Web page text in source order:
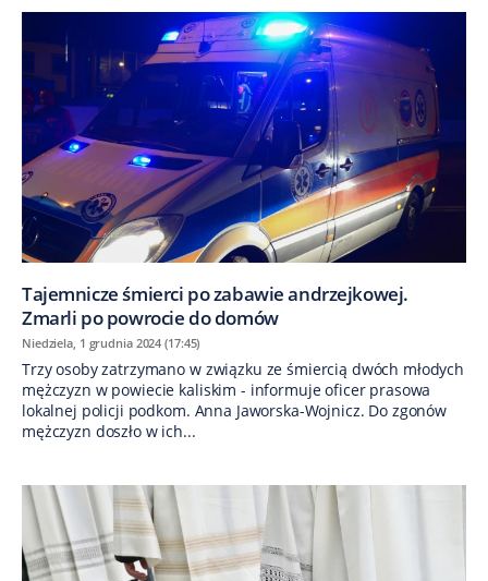
Tajemnicze śmierci po zabawie andrzejkowej.
Zmarli po powrocie do domów
Niedziela, 1 grudnia 2024 (17:45)
Trzy osoby zatrzymano w związku ze śmiercią dwóch młodych
mężczyzn w powiecie kaliskim - informuje oficer prasowa
lokalnej policji podkom. Anna Jaworska-Wojnicz. Do zgonów
mężczyzn doszło w ich...